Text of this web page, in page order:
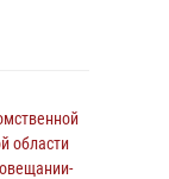
области